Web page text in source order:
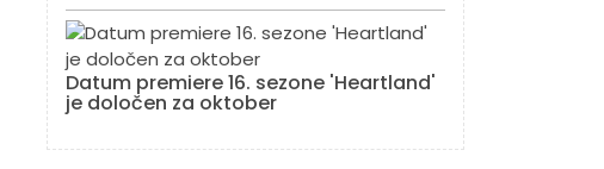
Datum premiere 16. sezone 'Heartland'
je določen za oktober